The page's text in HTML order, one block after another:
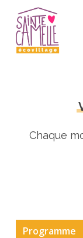
main
content
Chaque
Programme